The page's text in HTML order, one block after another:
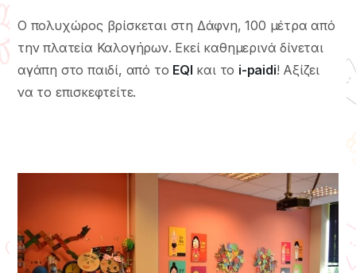
Ο πολυχώρος βρίσκεται στη Δάφνη, 100 μέτρα από
την πλατεία Καλογήρων. Εκεί καθημερινά δίνεται
αγάπη στο παιδί, από το EQI και το i-paidi! Αξίζει
να το επισκεφτείτε.